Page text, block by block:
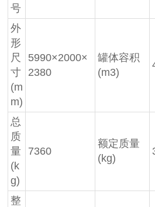
号
外
形
尺
寸
(m
m)
5990×2000×
2380
罐体容积
(m3)
总
质
量
(k
g)
7360
额定质量
(kg)
整